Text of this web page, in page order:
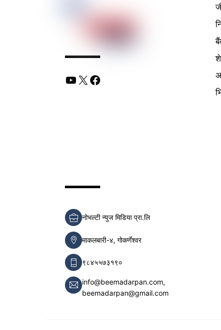
YouTube
X Facebook
नोभल्टी न्युज मिडिया प्रा.लि
माकलबारी-४, गोकर्णेश्वर
९८४५५७३१९०
info@beemadarpan.com,
beemadarpan@gmail.com